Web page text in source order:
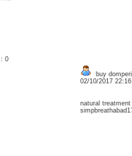
: 0
buy
02/10/2017
natural